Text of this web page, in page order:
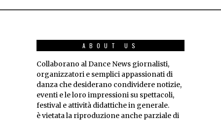
ABOUT US
Collaborano al Dance News giornalisti,
organizzatori e semplici appassionati di
danza che desiderano condividere notizie,
eventi e le loro impressioni su spettacoli,
festival e attività didattiche in generale.
è vietata la riproduzione anche parziale di